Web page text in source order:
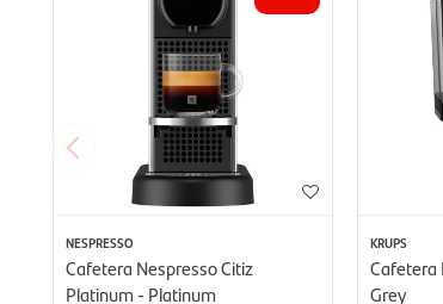
NESPRESSO
Cafetera Nespresso Citiz
Platinum - Platinum
KRUPS
Cafetera
Grey